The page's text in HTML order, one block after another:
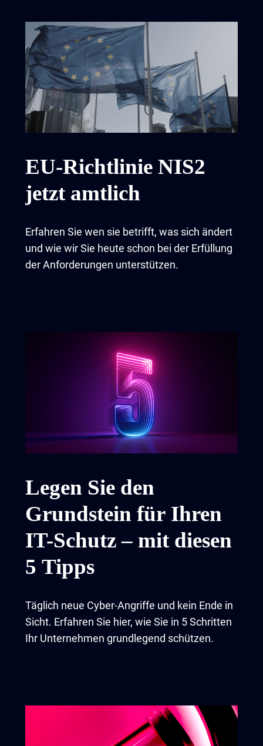
Legen Sie den
Grundstein für Ihren
IT-Schutz – mit diesen
5 Tipps
Täglich neue Cyber-Angriffe und kein Ende in
Sicht. Erfahren Sie hier, wie Sie in 5 Schritten
Ihr Unternehmen grundlegend schützen.
EU-Richtlinie NIS2
jetzt amtlich
Erfahren Sie wen sie betrifft, was sich ändert
und wie wir Sie heute schon bei der Erfüllung
der Anforderungen unterstützen.